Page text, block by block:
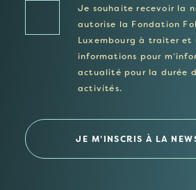
Je souhaite recevoir la
autorise la Fondation
Luxembourg à traiter et
informations pour
actualité pour la durée
activités.